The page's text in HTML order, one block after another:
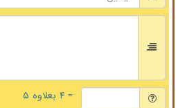
= ۴ بعلاوه ۵